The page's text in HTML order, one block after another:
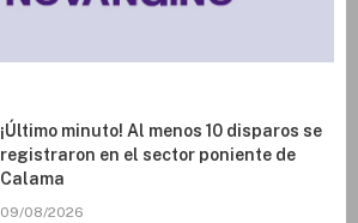
¡Último minuto! Al menos 10 disparos se
registraron en el sector poniente de
Calama
09/08/2026